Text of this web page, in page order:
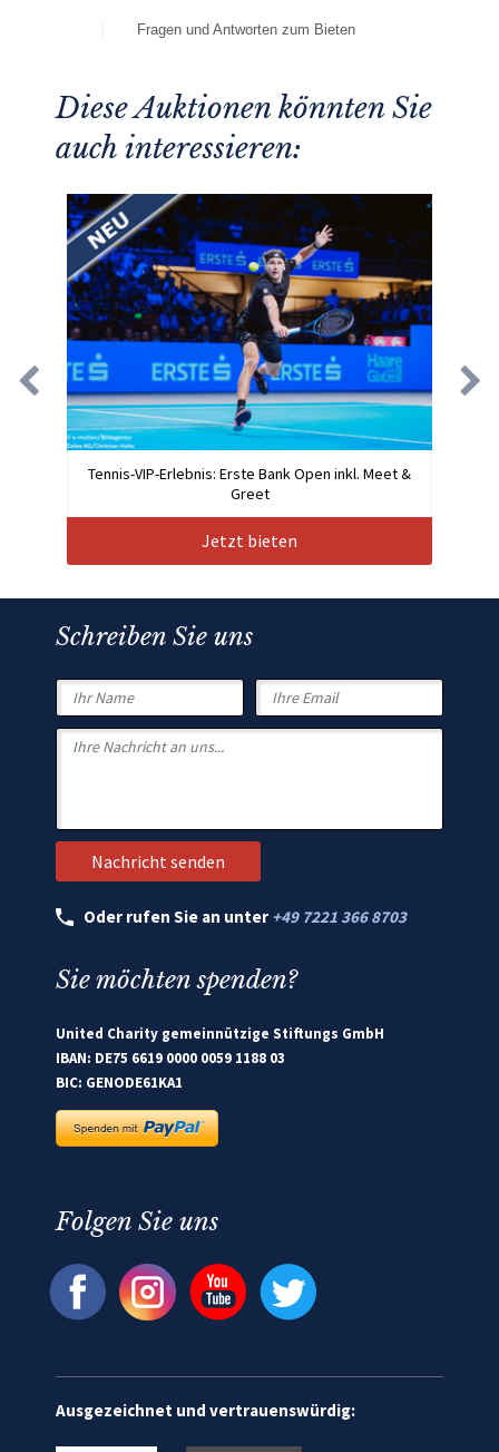
Fragen und Antworten zum Bieten
Diese Auktionen könnten Sie
auch interessieren:
Tennis-VIP-Erlebnis: Erste Bank Open inkl. Meet &
Greet
Jetzt bieten
Schreiben Sie uns
Oder rufen Sie an unter +49 7221 366 8703
Sie möchten spenden?
United Charity gemeinnützige Stiftungs GmbH
IBAN: DE75 6619 0000 0059 1188 03
BIC: GENODE61KA1
Folgen Sie uns
Ausgezeichnet und vertrauenswürdig: